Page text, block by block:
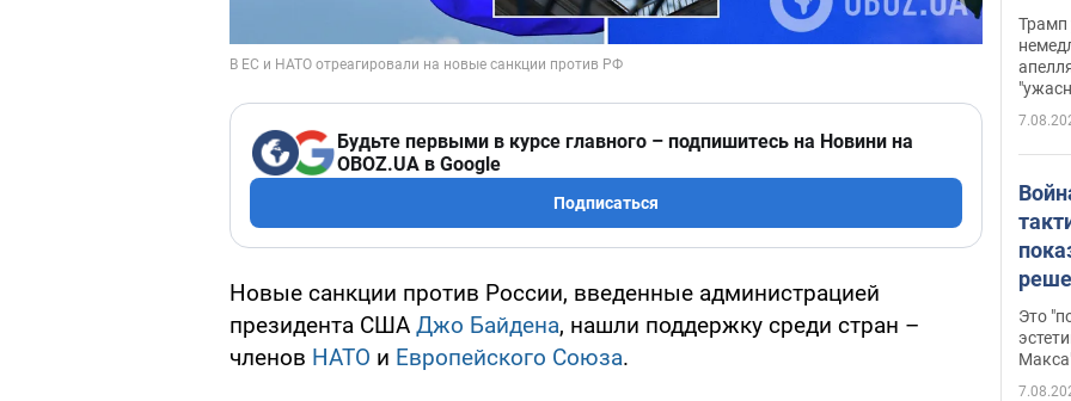
Будьте первыми в курсе главного – подпишитесь на Новини на
OBOZ.UA в Google
Подписаться
Новые санкции против России, введенные администрацией
президента США Джо Байдена, нашли поддержку среди стран –
членов НАТО и Европейского Союза.
Трамп
Это